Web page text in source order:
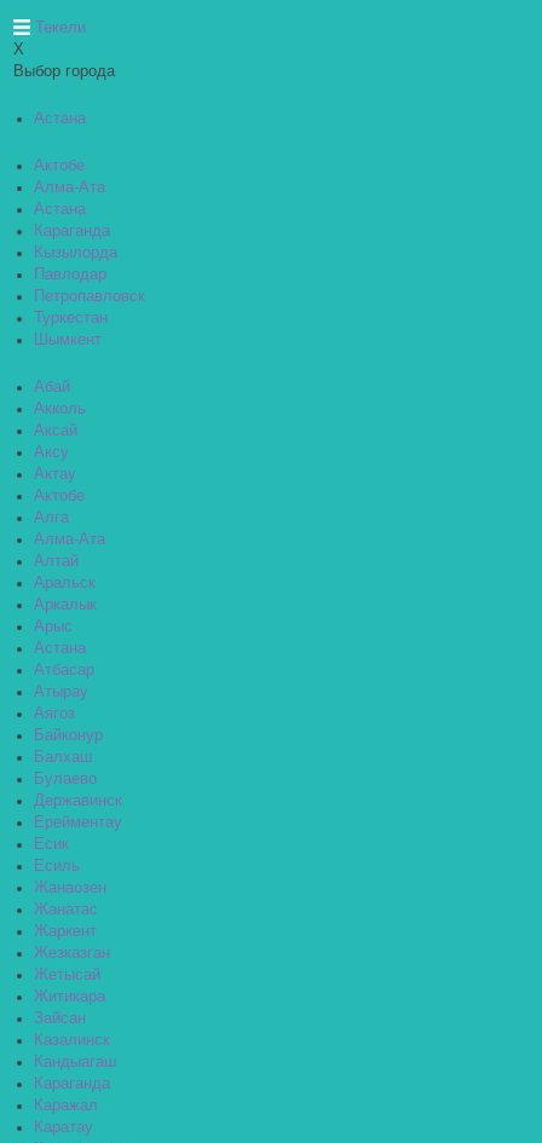
Текели
X
Выбор города
Астана
Актобе
Алма-Ата
Астана
Караганда
Кызылорда
Павлодар
Петропавловск
Туркестан
Шымкент
Абай
Акколь
Аксай
Аксу
Актау
Актобе
Алга
Алма-Ата
Алтай
Аральск
Аркалык
Арыс
Астана
Атбасар
Атырау
Аягоз
Байконур
Балхаш
Булаево
Державинск
Ерейментау
Есик
Есиль
Жанаозен
Жанатас
Жаркент
Жезказган
Жетысай
Житикара
Зайсан
Казалинск
Кандыагаш
Караганда
Каражал
Каратау